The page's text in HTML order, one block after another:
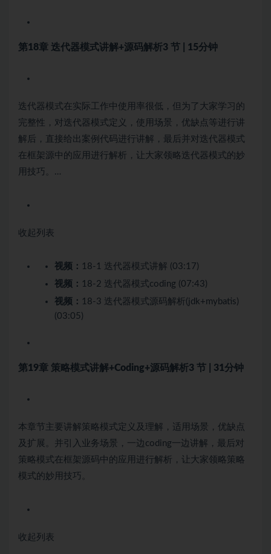
第18章 迭代器模式讲解+源码解析3 节 | 15分钟
迭代器模式在实际工作中使用率很低，但为了大家学习的
完整性，对迭代器模式定义，使用场景，优缺点等进行讲
解后，直接给出案例代码进行讲解，最后并对迭代器模式
在框架源中的应用进行解析，让大家领略迭代器模式的妙
用技巧。…
收起列表
视频： 18-1 迭代器模式讲解 (03:17)
视频： 18-2 迭代器模式coding (07:43)
视频： 18-3 迭代器模式源码解析(jdk+mybatis)
(03:05)
第19章 策略模式讲解+Coding+源码解析3 节 | 31分钟
本章节主要讲解策略模式定义及理解，适用场景，优缺点
及扩展。并引入业务场景，一边coding一边讲解，最后对
策略模式在框架源码中的应用进行解析，让大家领略策略
模式的妙用技巧。
收起列表